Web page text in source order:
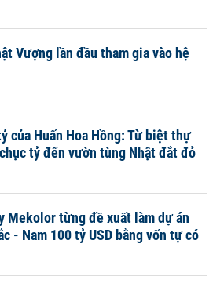
Vượng lần đầu tham gia vào hệ
của Huấn Hoa Hồng: Từ biệt thự
tỷ đến vườn tùng Nhật đắt đỏ
Mekolor từng đề xuất làm dự án
- Nam 100 tỷ USD bằng vốn tự có